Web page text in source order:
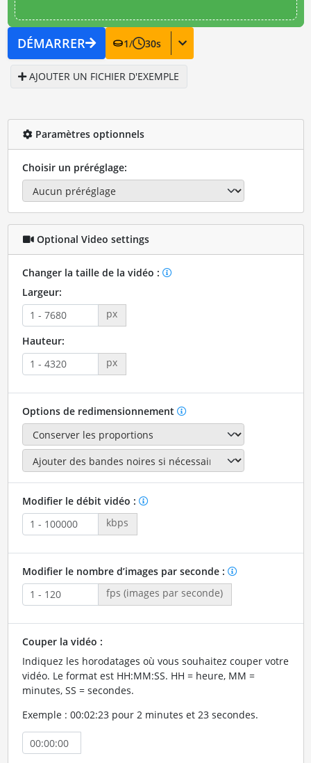
DÉMARRER 1/ 30s
AJOUTER UN FICHIER D'EXEMPLE
Paramètres optionnels
Choisir un préréglage:
Optional Video settings
Changer la taille de la vidéo :
Largeur:
px
Hauteur:
px
Options de redimensionnement
Modifier le débit vidéo :
kbps
Modifier le nombre d’images par seconde :
fps (images par seconde)
Couper la vidéo :
Indiquez les horodatages où vous souhaitez couper votre
vidéo. Le format est HH:MM:SS. HH = heure, MM =
minutes, SS = secondes.
Exemple : 00:02:23 pour 2 minutes et 23 secondes.